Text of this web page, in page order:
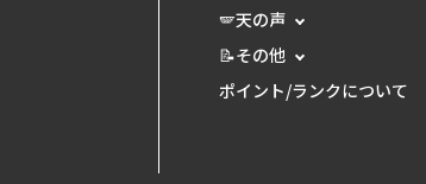
🪽天の声
📝その他
ポイント/ランクについて